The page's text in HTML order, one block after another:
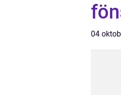
04